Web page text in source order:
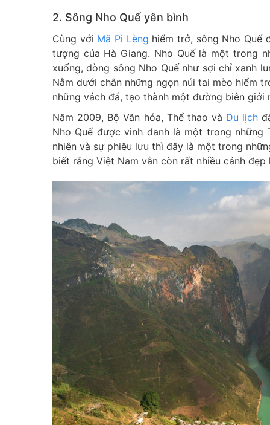
2. Sông Nho Quế yên bình
Cùng với Mã Pì Lèng hiểm trở, sông Nho Quế
tượng của Hà Giang. Nho Quế là một trong
xuống, dòng sông Nho Quế như sợi chỉ xanh
Nằm dưới chân những ngọn núi tai mèo hiểm
những vách đá, tạo thành một đường biên
Năm 2009, Bộ Văn hóa, Thể thao và Du lịch
Nho Quế được vinh danh là một trong
nhiên và sự phiêu lưu thì đây là một trong
biết rằng Việt Nam vẫn còn rất nhiều cảnh